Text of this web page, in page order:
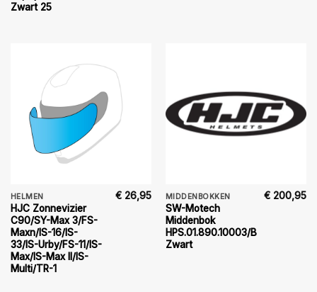
Zwart 25
HELMEN
HJC Zonnevizier
C90/SY-Max 3/FS-
Maxn/IS-16/IS-
33/IS-Urby/FS-11/IS-
Max/IS-Max II/IS-
Multi/TR-1
€ 26,95 MIDDENBOKKEN
SW-Motech
Middenbok
HPS.01.890.10003/B
Zwart
€ 200,95